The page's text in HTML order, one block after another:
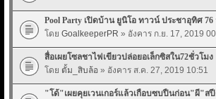
Pool Party เปิดบ้าน ยูนิโอ ทาวน์ ประชาอุทิศ 76
โดย GoalkeeperPR » อังคาร ก.ย. 17, 2019
สื่อเผยโซลชาไฟเขียวปล่อยอเล็กซิสใน72ชั่วโมง
โดย ตั้ม_สิบล้อ » อังคาร ส.ค. 27, 2019 10:51
"โด้"เผยคุยเวนเกอร์แล้วเกือบซบปืนก่อน"ผี"ส